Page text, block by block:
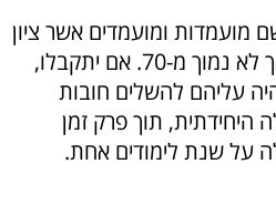
מועמדות ומועמדים אשר ציון
הגמר שלהם נמוך מ-75, אך לא נמוך מ-70. אם יתקבלו,
עליהם להשלים חובות
תוך פרק זמן
על שנת לימודים אחת.